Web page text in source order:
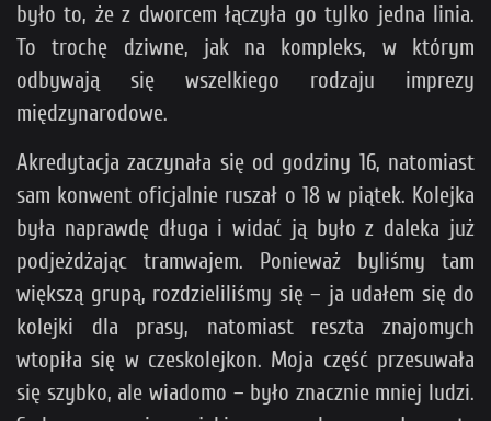
było to, że z dworcem łączyła go tylko jedna linia.
To trochę dziwne, jak na kompleks, w którym
odbywają się wszelkiego rodzaju imprezy
międzynarodowe.
Akredytacja zaczynała się od godziny 16, natomiast
sam konwent oficjalnie ruszał o 18 w piątek. Kolejka
była naprawdę długa i widać ją było z daleka już
podjeżdżając tramwajem. Ponieważ byliśmy tam
większą grupą, rozdzieliliśmy się – ja udałem się do
kolejki dla prasy, natomiast reszta znajomych
wtopiła się w czeskolejkon. Moja część przesuwała
się szybko, ale wiadomo – było znacznie mniej ludzi.